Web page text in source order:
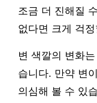
조금 더 진해질
없다면 크게 걱
변 색깔의 변화
습니다. 만약 변
의심해 볼 수 있